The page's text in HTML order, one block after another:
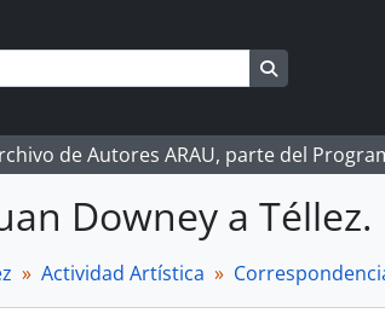
de Autores ARAU, parte del
Downey a Téllez.
Actividad Artística